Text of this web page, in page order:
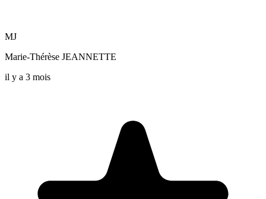
MJ
Marie-Thérèse JEANNETTE
il y a 3 mois